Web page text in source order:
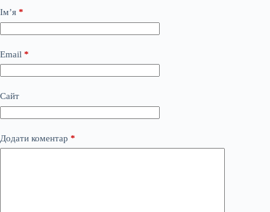
Ім’я *
Email *
Сайт
Додати коментар *